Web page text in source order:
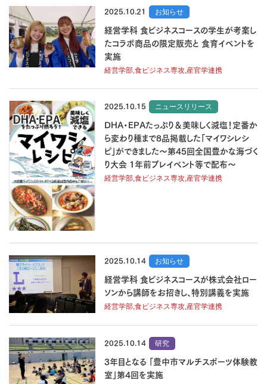
2025.10.21 お知らせ
経営学科 食ビジネスコースの学生が考案し
たコラボ商品の限定販売と 食育イベントを
実施
経営学部,食ビジネス専攻,産官学連携
2025.10.15 ニュースリリース
DHA・EPAたっぷり＆美味しく減塩！定番か
ら変わり種まで8品掲載した「マイワシレシ
ピ」ができました～第45回全国豊かな海づく
り大会 1年前プレイベント等で配布～
経営学部,食ビジネス専攻,産官学連携
2025.10.14 お知らせ
経営学科 食ビジネスコースが株式会社ロー
ソンから講師をお招きし、特別講義を実施
経営学部,食ビジネス専攻,産官学連携
2025.10.14 研究
3年目となる 「豊中市マルチスポーツ体験教
室」第4回を実施